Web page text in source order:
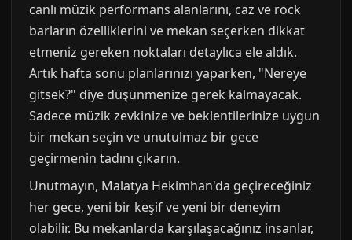
canlı müzik performans alanlarını, caz ve rock
barların özelliklerini ve mekan seçerken dikkat
etmeniz gereken noktaları detaylıca ele aldık.
Artık hafta sonu planlarınızı yaparken, "Nereye
gitsek?" diye düşünmenize gerek kalmayacak.
Sadece müzik zevkinize ve beklentilerinize uygun
bir mekan seçin ve unutulmaz bir gece
geçirmenin tadını çıkarın.
Unutmayın, Malatya Hekimhan'da geçireceğiniz
her gece, yeni bir keşif ve yeni bir deneyim
olabilir. Bu mekanlarda karşılaşacağınız insanlar,